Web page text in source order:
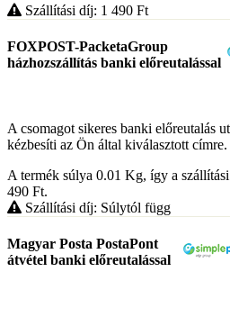
Szállítási díj: 1 490 Ft
FOXPOST-PacketaGroup
házhozszállítás banki előreutalással
A csomagot sikeres banki előreutalás
kézbesíti az Ön által kiválasztott
A termék súlya 0.01 Kg, így a
490 Ft.
Szállítási díj: Súlytól függ
Magyar Posta PostaPont
átvétel banki előreutalással